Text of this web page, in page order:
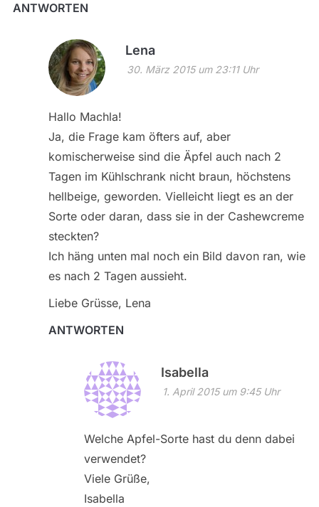
ANTWORTEN
Lena
30. März 2015 um 23:11 Uhr
Hallo Machla!
Ja, die Frage kam öfters auf, aber
komischerweise sind die Äpfel auch nach 2
Tagen im Kühlschrank nicht braun, höchstens
hellbeige, geworden. Vielleicht liegt es an der
Sorte oder daran, dass sie in der Cashewcreme
steckten?
Ich häng unten mal noch ein Bild davon ran, wie
es nach 2 Tagen aussieht.
Liebe Grüsse, Lena
ANTWORTEN
Isabella
1. April 2015 um 9:45 Uhr
Welche Apfel-Sorte hast du denn dabei
verwendet?
Viele Grüße,
Isabella